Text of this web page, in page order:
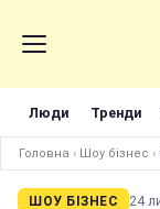
Люди Тренди
Головна › Шоу бізнес ›
ШОУ БІЗНЕС 24